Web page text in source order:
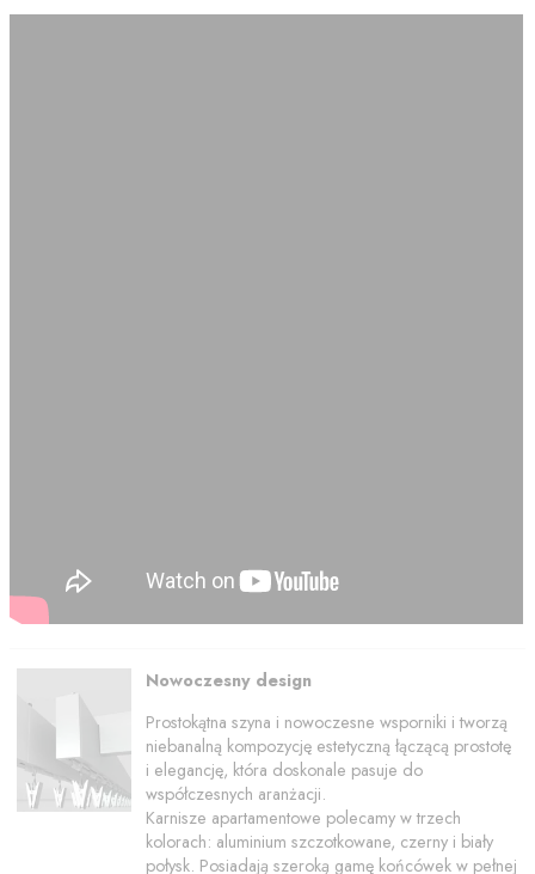
Nowoczesny design
Prostokątna szyna i nowoczesne wsporniki i tworzą
niebanalną kompozycję estetyczną łączącą prostotę
i elegancję, która doskonale pasuje do
współczesnych aranżacji.
Karnisze apartamentowe polecamy w trzech
kolorach: aluminium szczotkowane, czerny i biały
połysk. Posiadają szeroką gamę końcówek w pełnej